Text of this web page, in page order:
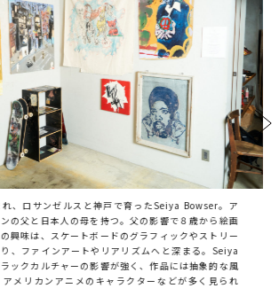
、ロサンゼルスと神戸で育ったSeiya Bowser。ア
の父と日本人の母を持つ。父の影響で８歳から絵画
興味は、スケートボードのグラフィックやストリー
、ファインアートやリアリズムへと深まる。Seiya
ックカルチャーの影響が強く、作品には抽象的な風
メリカンアニメのキャラクターなどが多く見られ